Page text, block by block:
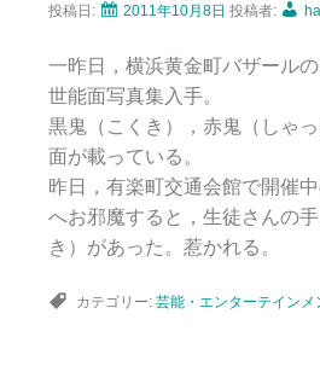
ツ
ス
キ
ッ
プ
投稿日: 2011年10月8日 投稿者:
一昨日，横浜黄金町バザール
世能面写真集入手。
黒鬼（こくき），赤鬼（しゃ
面が載っている。
昨日，有楽町交通会館で開催
へお邪魔すると，生徒さんの
き）があった。惹かれる。
カテゴリー: 芸能・エンターテインメ